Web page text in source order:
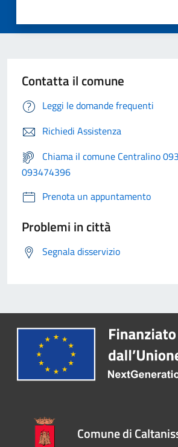
Contatta il comune
Leggi le domande frequenti
Richiedi Assistenza
Chiama il comune Centralino
093474396
Prenota un appuntamento
Problemi in città
Segnala disservizio
Comune di